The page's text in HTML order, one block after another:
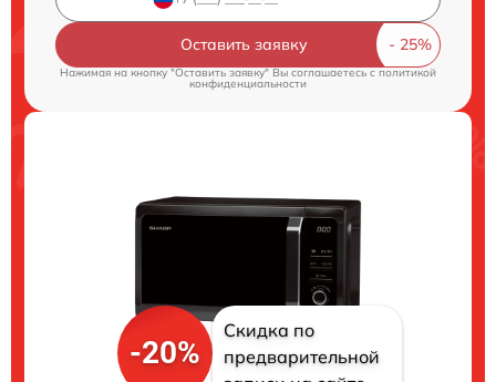
Оставить заявку
Нажимая на кнопку "Оставить заявку" Вы соглашаетесь cполитикой
конфиденциальности
-20%
Скидка по
предварительной